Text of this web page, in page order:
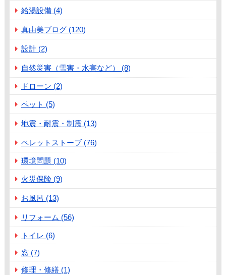
給湯設備 (4)
真由美ブログ (120)
設計 (2)
自然災害（雪害・水害など） (8)
ドローン (2)
ペット (5)
地震・耐震・制震 (13)
ペレットストーブ (76)
環境問題 (10)
火災保険 (9)
お風呂 (13)
リフォーム (56)
トイレ (6)
窓 (7)
修理・修繕 (1)